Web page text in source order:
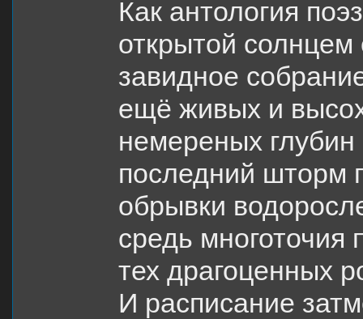
Как антология
открытой солнцем
завидное
ещё живых и
немереных
последний шторм
обрывки
средь многоточия
тех драгоценных
И расписание